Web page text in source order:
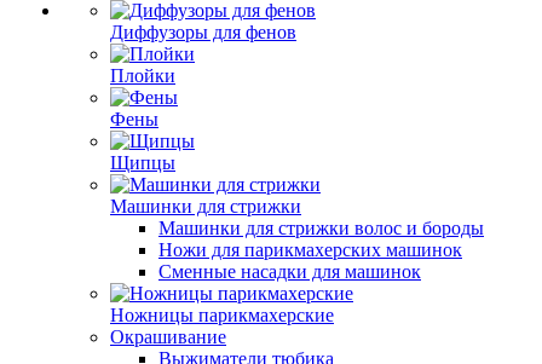
Диффузоры для фенов
Плойки
Фены
Щипцы
Машинки для стрижки
Машинки для стрижки волос и бороды
Ножи для парикмахерских машинок
Сменные насадки для машинок
Ножницы парикмахерские
Окрашивание
Выжиматели тюбика